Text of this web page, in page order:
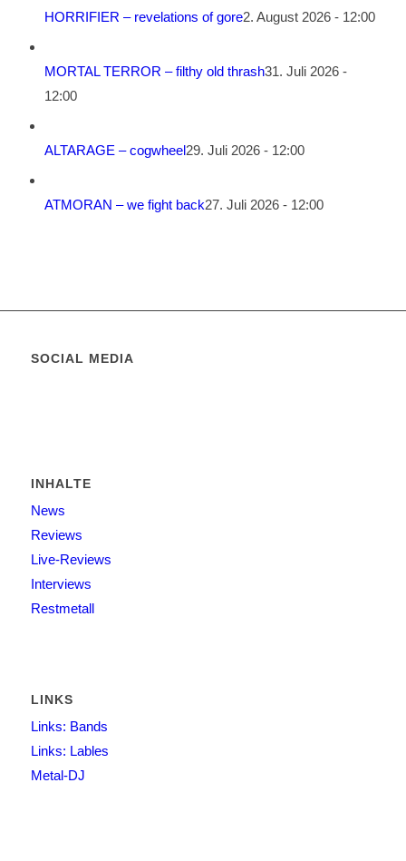
HORRIFIER – revelations of gore2. August 2026 - 12:00
MORTAL TERROR – filthy old thrash31. Juli 2026 -
12:00
ALTARAGE – cogwheel29. Juli 2026 - 12:00
ATMORAN – we fight back27. Juli 2026 - 12:00
SOCIAL MEDIA
INHALTE
News
Reviews
Live-Reviews
Interviews
Restmetall
LINKS
Links: Bands
Links: Lables
Metal-DJ